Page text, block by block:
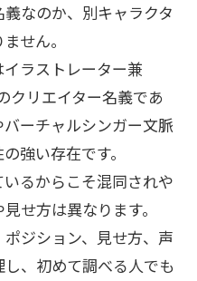
なのか、別キャラクタ
せん。
ラストレーター兼
クリエイター名義であ
ーチャルシンガー文脈
強い存在です。
るからこそ混同されや
せ方は異なります。
ジション、見せ方、声
、初めて調べる人でも